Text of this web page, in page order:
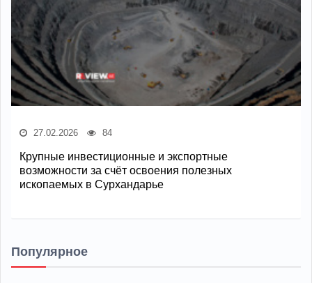
27.02.2026 84
Крупные инвестиционные и экспортные
возможности за счёт освоения полезных
ископаемых в Сурхандарье
Популярное